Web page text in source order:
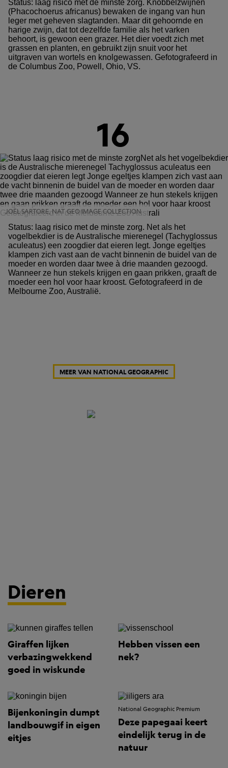
Status: laag risico met de minste zorg. Knobbelzwijnen
(Phacochoerus africanus) bewaken de ingang van hun
leger met geheven slagtanden. Maar dit gehoornde en
harige zwijn, dat tot dezelfde familie als het varken
behoort, is gewoon een grazer. Het dier voedt zich met
grassen en planten, en gebruikt zijn snuit voor het
uitgraven van wortels en knolgewassen. Gefotografeerd in
de Columbus Zoo, Powell, Ohio, VS.
16
JOËL SARTORE, NAT GEO IMAGE COLLECTION
Status: laag risico met de minste zorg. Net als het
vogelbekdier is de Australische mierenegel (Tachyglossus
aculeatus) een zoogdier dat eieren legt. Jonge egeltjes
klampen zich vast aan de vacht binnenin de buidel van de
moeder en worden daar twee à drie maanden gezoogd.
Wanneer ze hun stekels krijgen en gaan prikken, graaft de
moeder een hol voor haar kroost. Gefotografeerd in de
Melbourne Zoo, Australië.
MEER VAN NATIONAL GEOGRAPHIC
Dieren
Giraffen lijken
verbazingwekkend
goed in wiskunde
Hebben vissen een
nek?
Bijenkoningin dumpt
landbouwgif in eigen
eitjes
National Geographic Premium
Deze papegaai keert
eindelijk terug in de
natuur